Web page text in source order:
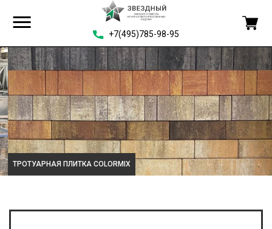
+7(495)785-98-95
ТРОТУАРНАЯ ПЛИТКА COLORMIX